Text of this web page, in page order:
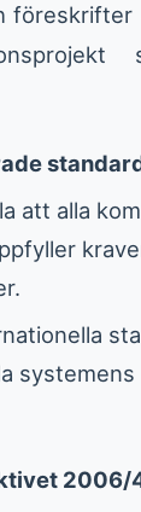
att alla
2006/